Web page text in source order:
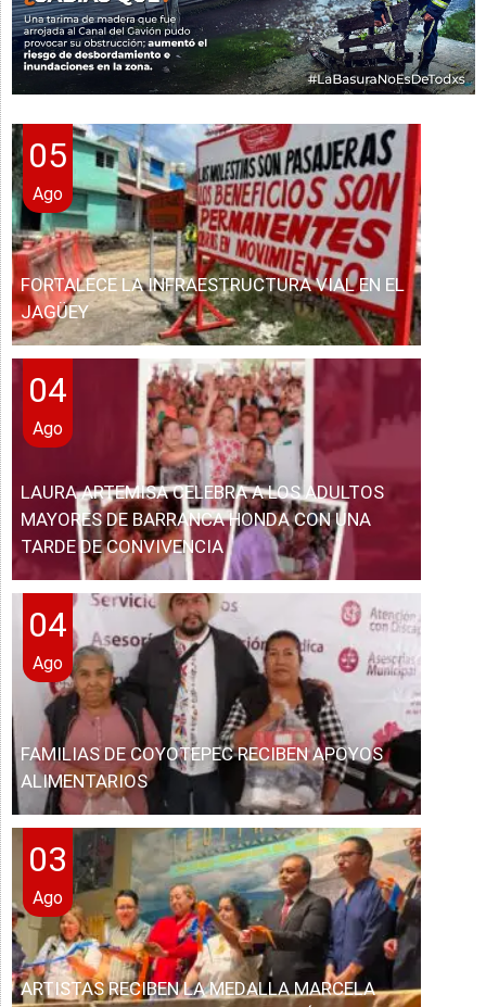
05
Ago
FORTALECE LA INFRAESTRUCTURA VIAL EN EL
JAGÜEY
04
Ago
LAURA ARTEMISA CELEBRA A LOS ADULTOS
MAYORES DE BARRANCA HONDA CON UNA
TARDE DE CONVIVENCIA
04
Ago
FAMILIAS DE COYOTEPEC RECIBEN APOYOS
ALIMENTARIOS
03
Ago
ARTISTAS RECIBEN LA MEDALLA MARCELA